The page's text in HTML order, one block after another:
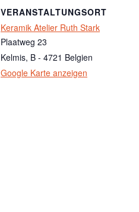
VERANSTALTUNGSORT
Keramik Atelier Ruth Stark
Plaatweg 23
Kelmis, B - 4721 Belgien
Google Karte anzeigen